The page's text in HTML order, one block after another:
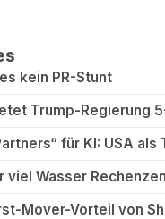
kein PR-Stunt
Trump-Regierung
für KI: USA als
viel Wasser
Mover-Vorteil von